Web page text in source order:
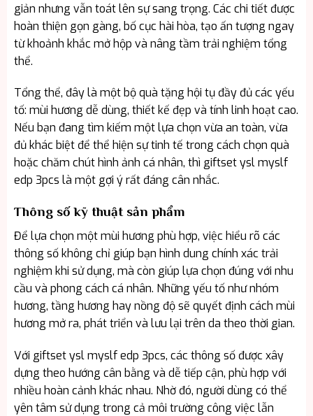
giản nhưng vẫn toát lên sự sang trọng. Các chi tiết được
hoàn thiện gọn gàng, bố cục hài hòa, tạo ấn tượng ngay
từ khoảnh khắc mở hộp và nâng tầm trải nghiệm tổng
thể.
Tổng thể, đây là một bộ quà tặng hội tụ đầy đủ các yếu
tố: mùi hương dễ dùng, thiết kế đẹp và tính linh hoạt cao.
Nếu bạn đang tìm kiếm một lựa chọn vừa an toàn, vừa
đủ khác biệt để thể hiện sự tinh tế trong cách chọn quà
hoặc chăm chút hình ảnh cá nhân, thì giftset ysl myslf
edp 3pcs là một gợi ý rất đáng cân nhắc.
Thông số kỹ thuật sản phẩm
Để lựa chọn một mùi hương phù hợp, việc hiểu rõ các
thông số không chỉ giúp bạn hình dung chính xác trải
nghiệm khi sử dụng, mà còn giúp lựa chọn đúng với nhu
cầu và phong cách cá nhân. Những yếu tố như nhóm
hương, tầng hương hay nồng độ sẽ quyết định cách mùi
hương mở ra, phát triển và lưu lại trên da theo thời gian.
Với giftset ysl myslf edp 3pcs, các thông số được xây
dựng theo hướng cân bằng và dễ tiếp cận, phù hợp với
nhiều hoàn cảnh khác nhau. Nhờ đó, người dùng có thể
yên tâm sử dụng trong cả môi trường công việc lẫn